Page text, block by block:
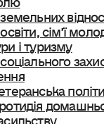
сімʼї
і туризму